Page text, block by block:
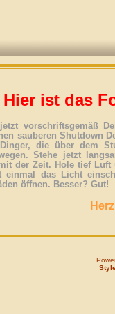
Hier ist das
jetzt vorschriftsgemäß
sauberen Shutdown
die über dem
Stehe jetzt
der Zeit. Hole tief
einmal das Licht
öffnen. Besser? Gut!